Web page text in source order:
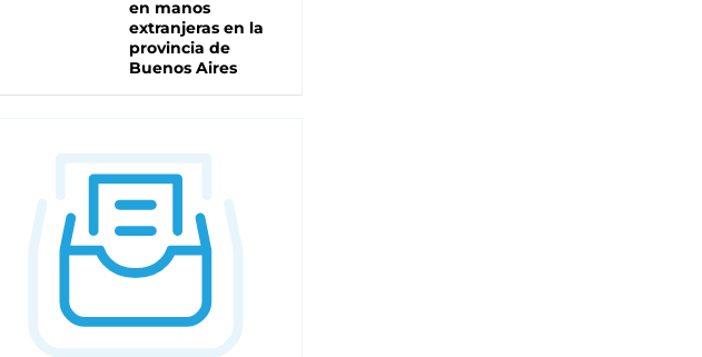
en manos
extranjeras en la
provincia de
Buenos Aires